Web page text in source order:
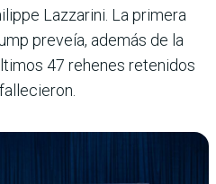
Lazzarini. La primera
preveía, además de la
47 rehenes retenidos